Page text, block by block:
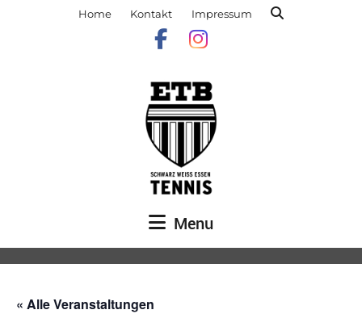
Home Kontakt Impressum
Menu
« Alle Veranstaltungen